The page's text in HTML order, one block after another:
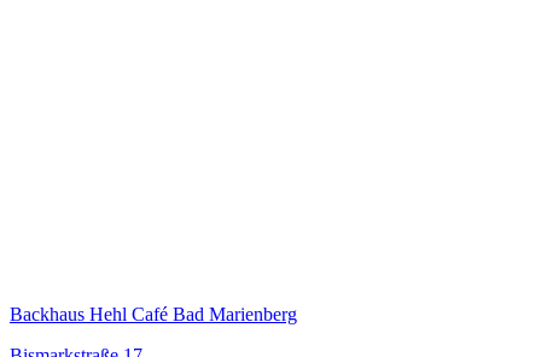
Backhaus Hehl Café Bad Marienberg